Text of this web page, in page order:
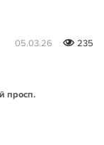
05.03.26
235
просп.